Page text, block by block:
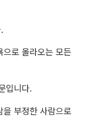
로 올라오는 모든
입니다.
부정한 사람으로